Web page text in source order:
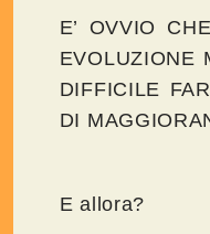
E’ OVVIO
EVOLUZIONE
DIFFICILE
DI
E allora?